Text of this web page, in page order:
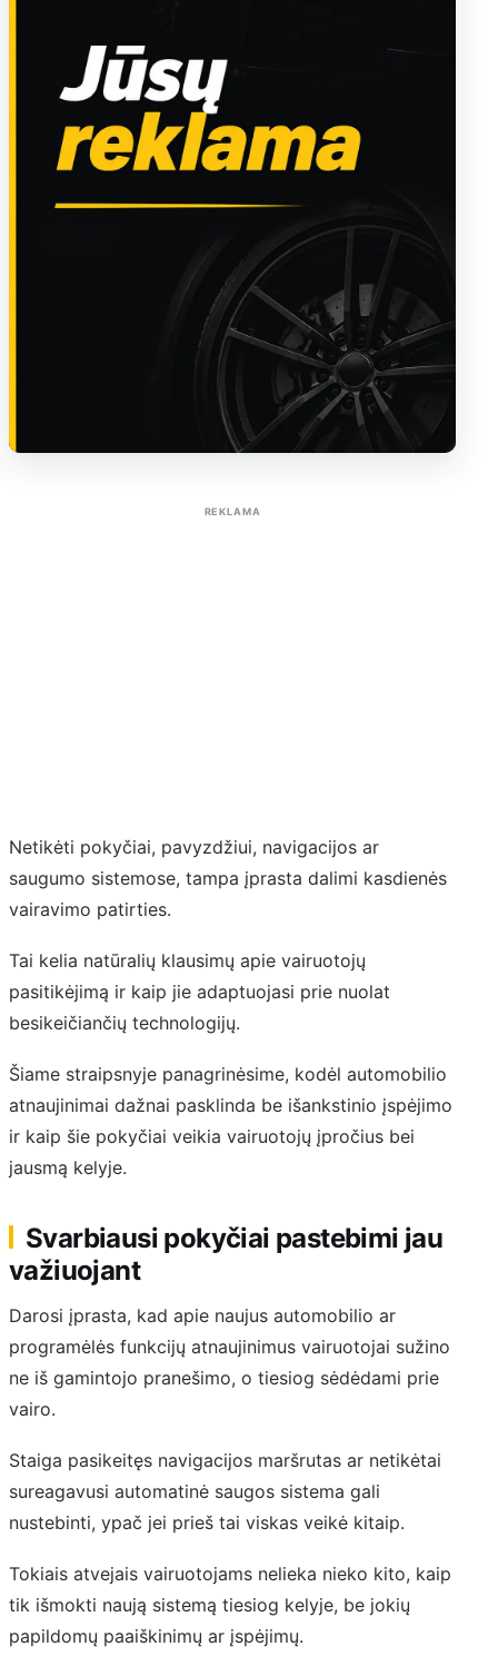
REKLAMA
Netikėti pokyčiai, pavyzdžiui, navigacijos ar
saugumo sistemose, tampa įprasta dalimi kasdienės
vairavimo patirties.
Tai kelia natūralių klausimų apie vairuotojų
pasitikėjimą ir kaip jie adaptuojasi prie nuolat
besikeičiančių technologijų.
Šiame straipsnyje panagrinėsime, kodėl automobilio
atnaujinimai dažnai pasklinda be išankstinio įspėjimo
ir kaip šie pokyčiai veikia vairuotojų įpročius bei
jausmą kelyje.
Svarbiausi pokyčiai pastebimi jau
važiuojant
Darosi įprasta, kad apie naujus automobilio ar
programėlės funkcijų atnaujinimus vairuotojai sužino
ne iš gamintojo pranešimo, o tiesiog sėdėdami prie
vairo.
Staiga pasikeitęs navigacijos maršrutas ar netikėtai
sureagavusi automatinė saugos sistema gali
nustebinti, ypač jei prieš tai viskas veikė kitaip.
Tokiais atvejais vairuotojams nelieka nieko kito, kaip
tik išmokti naują sistemą tiesiog kelyje, be jokių
papildomų paaiškinimų ar įspėjimų.